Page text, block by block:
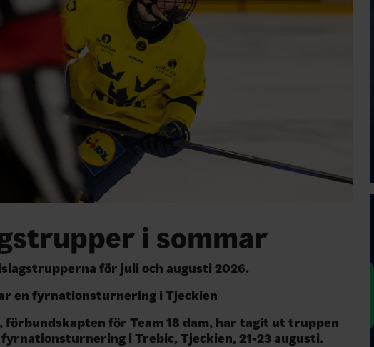
i sommar
för juli och augusti 2026.
en fyrnationsturnering i Tjeckien
förbundskapten för Team 18 dam, har tagit ut truppen
fyrnationsturnering i Trebic, Tjeckien, 21-23 augusti.